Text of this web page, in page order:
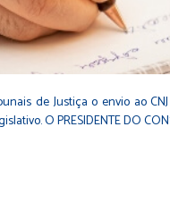
de Justiça o envio
O PRESIDENTE DO